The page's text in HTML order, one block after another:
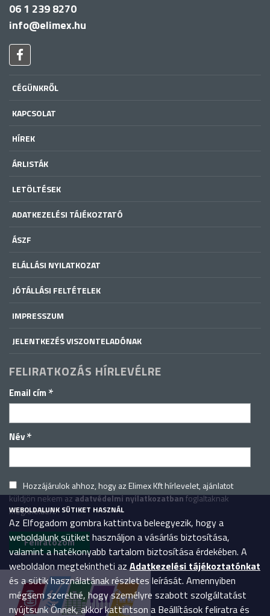
06 1 239 8270
info@elimex.hu
CÉGÜNKRŐL
KAPCSOLAT
HÍREK
ÁRLISTÁK
LETÖLTÉSEK
ADATKEZELÉSI TÁJÉKOZTATÓ
ÁSZF
ELÁLLÁSI NYILATKOZAT
JÓTÁLLÁSI FELTÉTELEK
IMPRESSZUM
JELENTKEZÉS VISZONTELADÓNAK
FELIRATKOZÁS HÍRLEVÉLRE
Email cím *
Név*
Hozzájárulok ahhoz, hogy az Elimex Kft hírlevelet, ajánlatot
küldjön nekem azadatvédelmi nyilatkozatbanfoglaltaknak
megfelelően.
WEBOLDALUNK SÜTIKET HASZNÁL
Az Elfogadom gombra kattintva beleegyezik, hogy a
weboldalunk sütiket használjon a vásárlás biztosítása,
valamint a hatékonyabb tartalom biztosítása érdekében. A
weboldalon megtekintheti az Adatkezelési tájékoztatónkat
és a sütik használatának részletes leírását. Amennyiben
mégsem szeretné, hogy személyre szabott szolgáltatást
nyújtsunk Önnek, akkor kattintson a Beállítások feliratra és